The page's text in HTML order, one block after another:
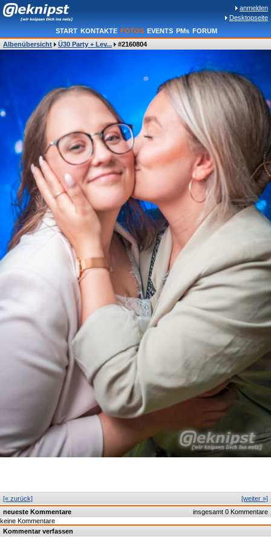
anmelden
Desktopseite
START KONTAKTE FOTOS EVENTS PMs FORUM
Albenübersicht
Ü30 Party + Lev... #2160804
[weiter »]
[« zurück]
insgesamt 0 Kommentare
neueste Kommentare
keine Kommentare
Kommentar verfassen